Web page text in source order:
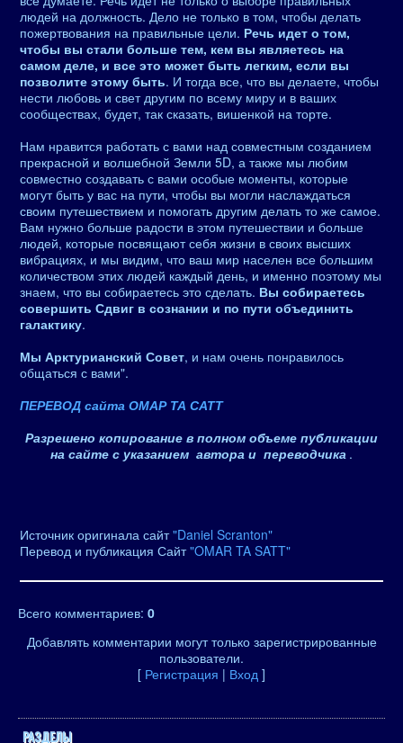
людей на должность. Дело не только в том, чтобы делать
пожертвования на правильные цели. Речь идет о том,
чтобы вы стали больше тем, кем вы являетесь на
самом деле, и все это может быть легким, если вы
позволите этому быть. И тогда все, что вы делаете, чтобы
нести любовь и свет другим по всему миру и в ваших
сообществах, будет, так сказать, вишенкой на торте.
Нам нравится работать с вами над совместным созданием
прекрасной и волшебной Земли 5D, а также мы любим
совместно создавать с вами особые моменты, которые
могут быть у вас на пути, чтобы вы могли наслаждаться
своим путешествием и помогать другим делать то же самое.
Вам нужно больше радости в этом путешествии и больше
людей, которые посвящают себя жизни в своих высших
вибрациях, и мы видим, что ваш мир населен все большим
количеством этих людей каждый день, и именно поэтому мы
знаем, что вы собираетесь это сделать. Вы собираетесь
совершить Сдвиг в сознании и по пути объединить
галактику.
Мы Арктурианский Совет, и нам очень понравилось
общаться с вами".
ПЕРЕВОД сайта ОМАР ТА САТТ
Разрешено копирование в полном объеме публикации
на сайте с указанием автора и переводчика .
Источник оригинала сайт"Daniel Scranton"
Перевод и публикация Сайт"OMAR TA SATT"
Всего комментариев: 0
Добавлять комментарии могут только зарегистрированные
пользователи.
[ Регистрация | Вход ]
РАЗДЕЛЫ